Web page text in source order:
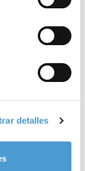
detalles
Asociación
,
de servicios
dedicadas a los
Somos